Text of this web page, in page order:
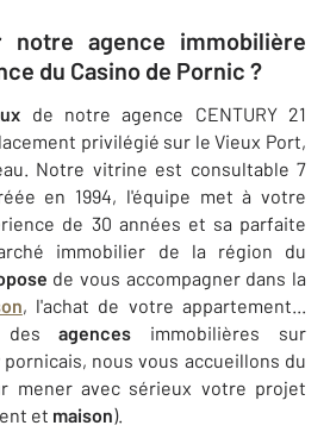
notre agence immobilière
du Casino de Pornic ?
de notre agence CENTURY 21
privilégié sur le Vieux Port,
Notre vitrine est consultable 7
en 1994, l'équipe met à votre
de 30 années et sa parfaite
immobilier de la région du
de vous accompagner dans la
, l'achat de votre appartement...
desagences immobilières sur
pornicais, nous vous accueillons du
mener avec sérieux votre projet
et maison).